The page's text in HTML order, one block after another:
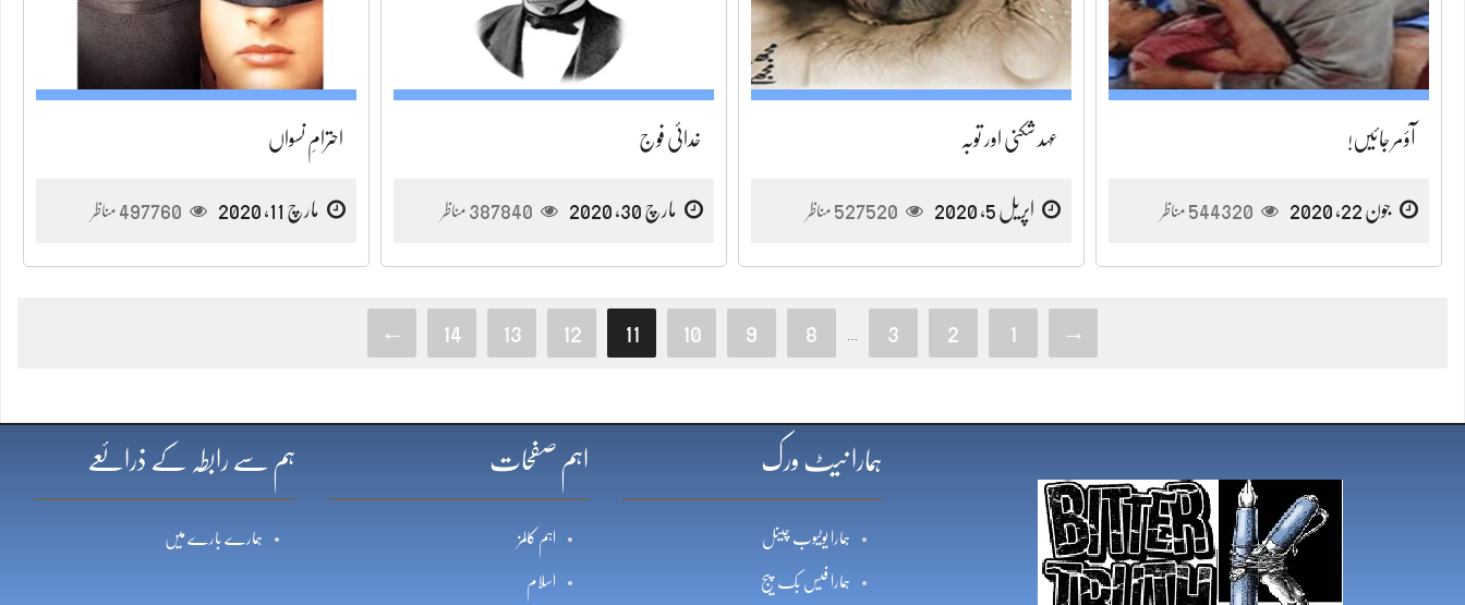
آؤمر جائیں!
جون 22, 2020 544320 مناظر
عہد شکنی اور توبہ
اپریل 5, 2020 527520 مناظر
خدائی فوج
مارچ 30, 2020 387840 مناظر
احترامِ نسواں
مارچ 11, 2020 497760 مناظر
→
1
2
3
8
9
10
11
12
13
14
←
ہمارا نیٹ ورک
ہمارا یوٹیوب چینل
ہمارا فیس بک پیج
اہم صفحات
اہم کالمز
اسلام
ہم سے رابطہ کے ذرائعے
ہمارے بارے میں